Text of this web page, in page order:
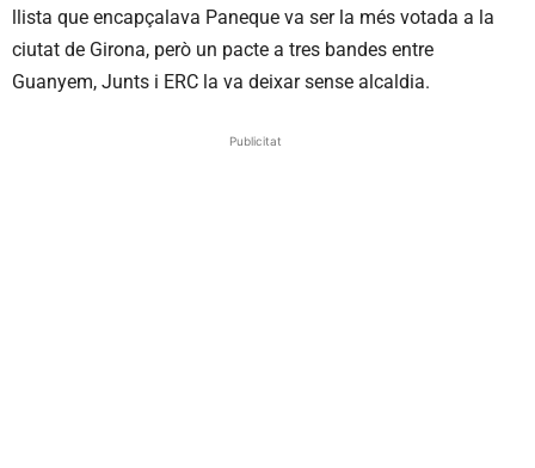
llista que encapçalava Paneque va ser la més votada a la
ciutat de Girona, però un pacte a tres bandes entre
Guanyem, Junts i ERC la va deixar sense alcaldia.
Publicitat